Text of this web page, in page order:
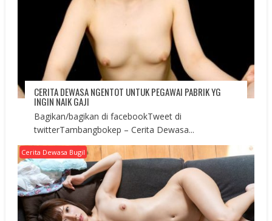
CERITA DEWASA NGENTOT UNTUK PEGAWAI PABRIK YG
INGIN NAIK GAJI
Bagikan/bagikan di facebookTweet di
twitterTambangbokep – Cerita Dewasa...
Cerita Dewasa Bugil